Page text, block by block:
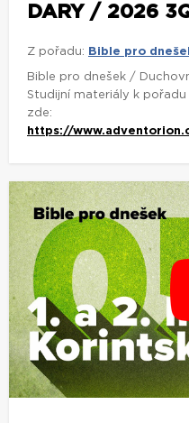
DARY / 2026
Z pořadu: Bible pro
Bible pro dnešek /
Studijní materiály k
zde:
https://